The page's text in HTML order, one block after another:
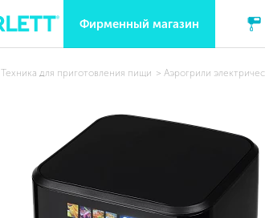
Фирменный магазин
Техника для приготовления пищи Аэрогрили